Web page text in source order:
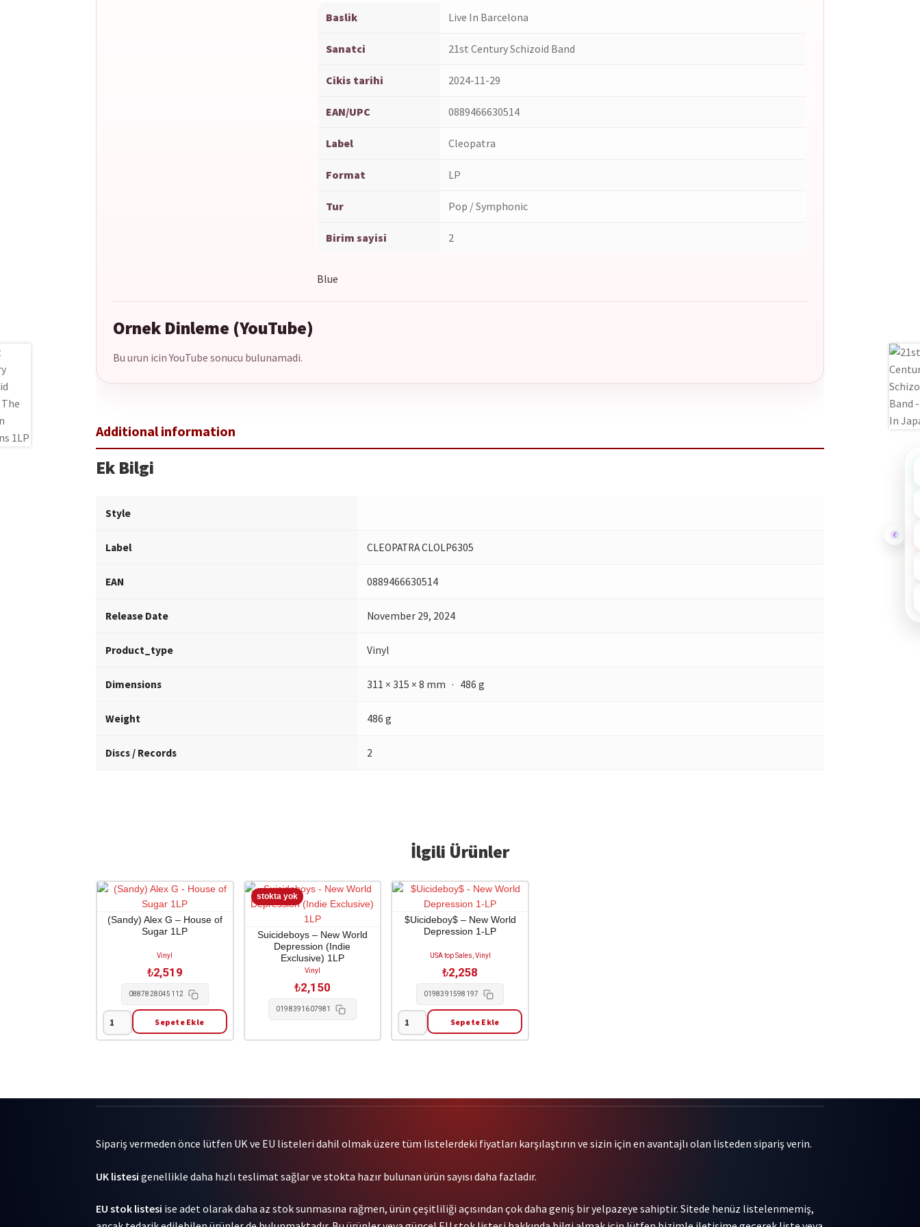
Baslik Live In Barcelona
Sanatci 21st Century Schizoid Band
Cikis tarihi 2024-11-29
EAN/UPC 0889466630514
Label Cleopatra
Format LP
Tur Pop / Symphonic
Birim sayisi 2
Blue
Ornek Dinleme (YouTube)
Bu urun icin YouTube sonucu bulunamadi.
Ek Bilgi
Style
Label CLEOPATRA CLOLP6305
EAN 0889466630514
Release Date November 29, 2024
Product_type Vinyl
Dimensions 311 × 315 × 8 mm · 486 g
Weight 486 g
Discs / Records 2
İlgili Ürünler
(Sandy) Alex G – House of
Sugar 1LP
Vinyl
₺2,519
0887828045112
(Sandy)
Alex
of
adet
Sepete Ekle
Suicideboys – New World
Depression (Indie
Exclusive) 1LP
Vinyl
₺2,150
0198391607981
$Uicideboy$ – New World
Depression 1-LP
USA top Sales, Vinyl
₺2,258
0198391598197
$Uicideboy$
-
1-
Sepete Ekle
Sipariş vermeden önce lütfen UK ve EU listeleri dahil olmak üzere tüm listelerdeki fiyatları karşılaştırın ve sizin için en avantajlı olan listeden sipariş verin.
UK listesi genellikle daha hızlı teslimat sağlar ve stokta hazır bulunan ürün sayısı daha fazladır.
EU stok listesi ise adet olarak daha az stok sunmasına rağmen, ürün çeşitliliği açısından çok daha geniş bir yelpazeye sahiptir. Sitede henüz listelenmemiş,